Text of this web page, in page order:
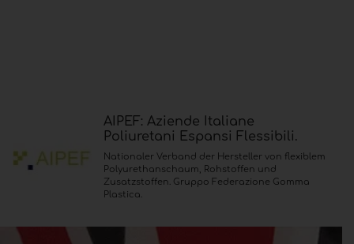
AIPEF: Aziende Italiane
Poliuretani Espansi Flessibili.
Nationaler Verband der Hersteller von flexiblem
Polyurethanschaum, Rohstoffen und
Zusatzstoffen. Gruppo Federazione Gomma
Plastica.